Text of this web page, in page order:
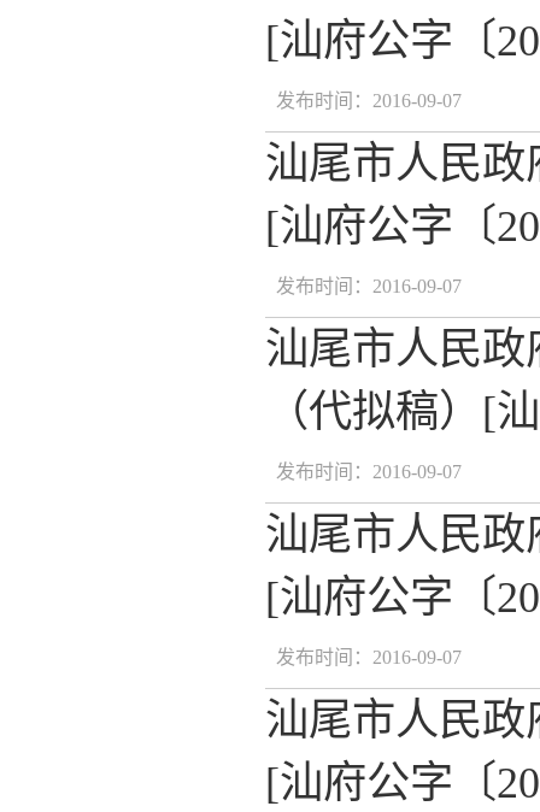
[汕府公字〔
发布时间：2016-09-07
汕尾市人民
[汕府公字〔
发布时间：2016-09-07
汕尾市人民
（代拟稿）[
发布时间：2016-09-07
汕尾市人民
[汕府公字〔
发布时间：2016-09-07
汕尾市人民
[汕府公字〔